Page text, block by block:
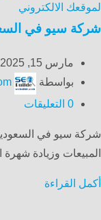
لموقعك الالكتروني
شركة سيو في
مارس 15, 2025
بواسطة
0 التعليقات
شركة سيو في
المبيعات وزيادة
أكمل القراءة